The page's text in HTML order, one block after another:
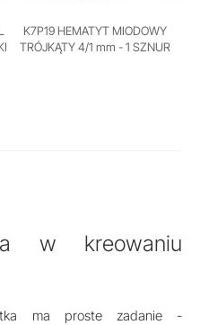
K7P19 HEMATYT MIODOWY
TRÓJKĄTY 4/1 mm - 1 SZNUR
w kreowaniu
ma proste zadanie -